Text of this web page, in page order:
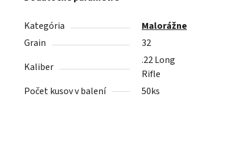
Kategória
Malorážne
Grain
32
Kaliber
.22 Long
Rifle
Počet kusov v balení
50ks